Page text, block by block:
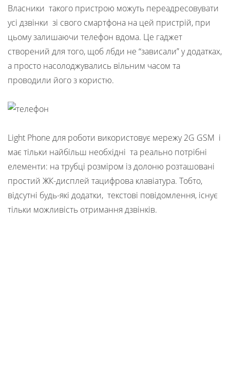
Власники такого пристрою можуть переадресовувати
усі дзвінки зі свого смартфона на цей пристрій, при
цьому залишаючи телефон вдома. Це гаджет
створений для того, щоб лбди не “зависали” у додатках,
а просто насолоджувались вільним часом та
проводили його з користю.
Light Phone для роботи використовує мережу 2G GSM і
має тільки найбільш необхідні та реально потрібні
елементи: на трубці розміром із долоню розташовані
простий ЖК-дисплей тацифрова клавіатура. Тобто,
відсутні будь-які додатки, текстові повідомлення, існує
тільки можливість отримання дзвінків.